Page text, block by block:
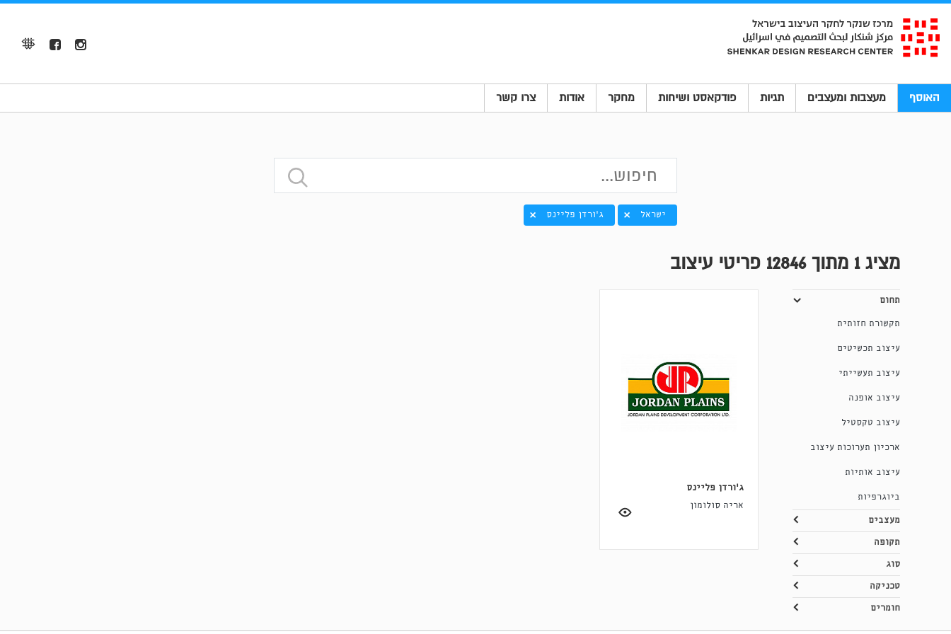
האוסף מעצבות ומעצבים תגיות פודקאסט ושיחות מחקר אודות צרו קשר
ישראל ג'ורדן פליינס
מציג1 מתוך 12846 פריטי עיצוב
תחום
תקשורת חזותית
עיצוב תכשיטים
עיצוב תעשייתי
עיצוב אופנה
עיצוב טקסטיל
ארכיון תערוכות עיצוב
עיצוב אותיות
ביוגרפיות
מעצבים
תקופה
סוג
טכניקה
חומרים
ג'ורדן פליינס
אריה סולומון